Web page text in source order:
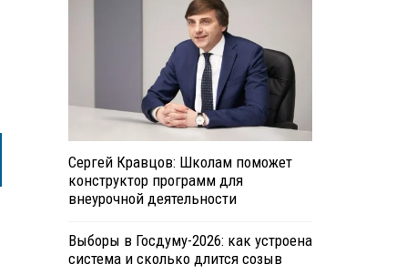
Сергей Кравцов: Школам поможет
конструктор программ для
внеурочной деятельности
Выборы в Госдуму-2026: как устроена
система и сколько длится созыв